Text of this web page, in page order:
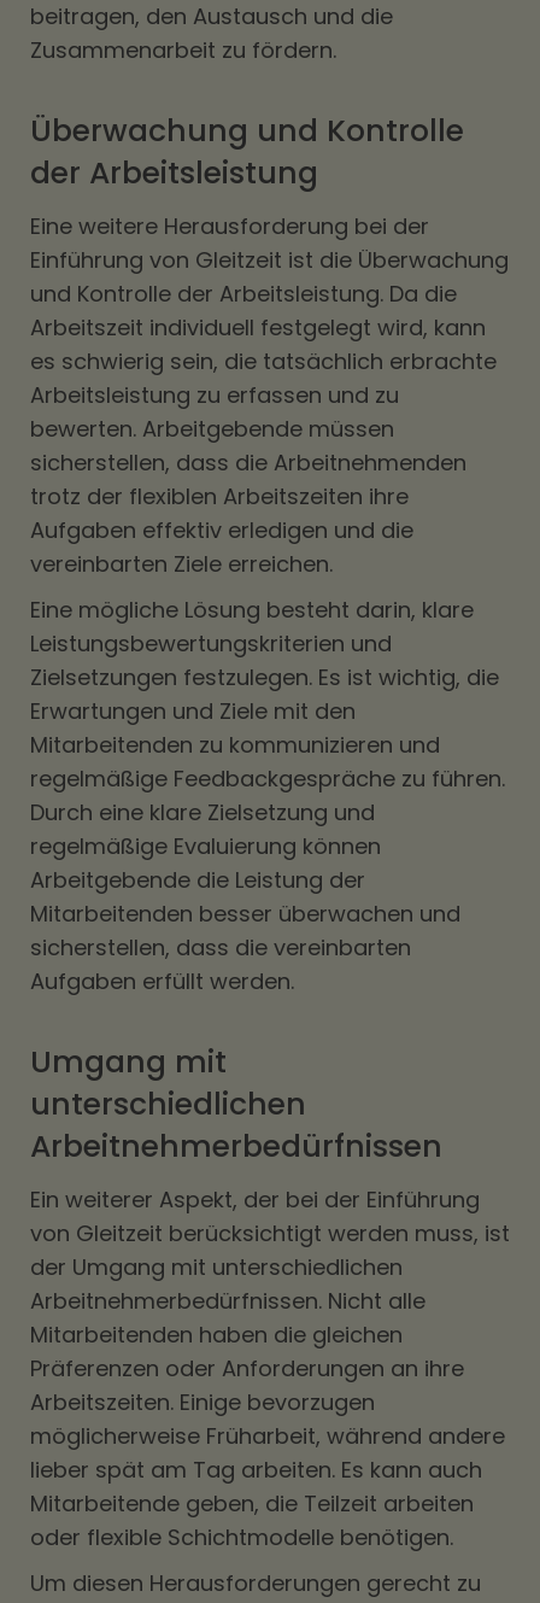
beitragen, den Austausch und die
Zusammenarbeit zu fördern.
Überwachung und Kontrolle
der Arbeitsleistung
Eine weitere Herausforderung bei der
Einführung von Gleitzeit ist die Überwachung
und Kontrolle der Arbeitsleistung. Da die
Arbeitszeit individuell festgelegt wird, kann
es schwierig sein, die tatsächlich erbrachte
Arbeitsleistung zu erfassen und zu
bewerten. Arbeitgebende müssen
sicherstellen, dass die Arbeitnehmenden
trotz der flexiblen Arbeitszeiten ihre
Aufgaben effektiv erledigen und die
vereinbarten Ziele erreichen.
Eine mögliche Lösung besteht darin, klare
Leistungsbewertungskriterien und
Zielsetzungen festzulegen. Es ist wichtig, die
Erwartungen und Ziele mit den
Mitarbeitenden zu kommunizieren und
regelmäßige Feedbackgespräche zu führen.
Durch eine klare Zielsetzung und
regelmäßige Evaluierung können
Arbeitgebende die Leistung der
Mitarbeitenden besser überwachen und
sicherstellen, dass die vereinbarten
Aufgaben erfüllt werden.
Umgang mit
unterschiedlichen
Arbeitnehmerbedürfnissen
Ein weiterer Aspekt, der bei der Einführung
von Gleitzeit berücksichtigt werden muss, ist
der Umgang mit unterschiedlichen
Arbeitnehmerbedürfnissen. Nicht alle
Mitarbeitenden haben die gleichen
Präferenzen oder Anforderungen an ihre
Arbeitszeiten. Einige bevorzugen
möglicherweise Früharbeit, während andere
lieber spät am Tag arbeiten. Es kann auch
Mitarbeitende geben, die Teilzeit arbeiten
oder flexible Schichtmodelle benötigen.
Um diesen Herausforderungen gerecht zu